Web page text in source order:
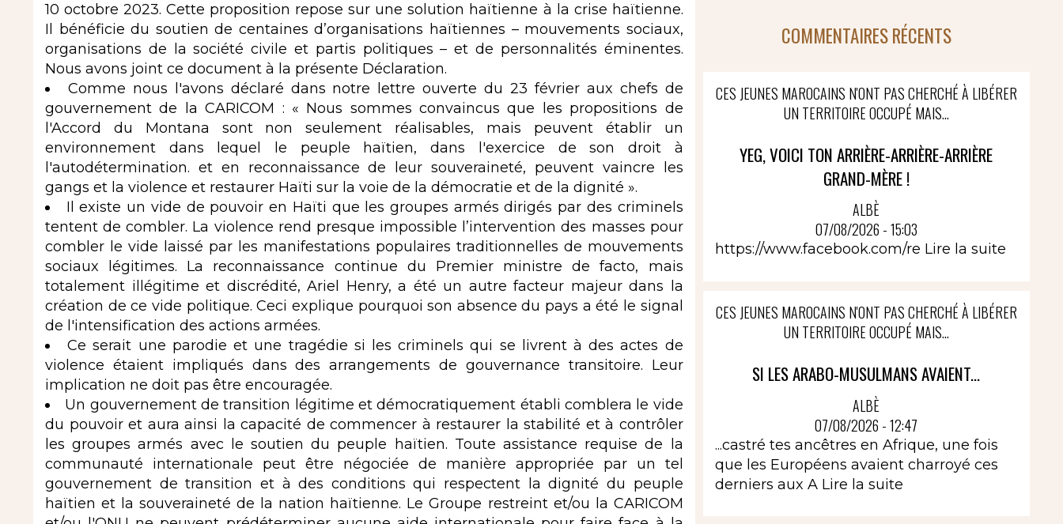
10 octobre 2023. Cette proposition repose sur une solution haïtienne à la crise haïtienne.
Il bénéficie du soutien de centaines d’organisations haïtiennes – mouvements sociaux,
organisations de la société civile et partis politiques – et de personnalités éminentes.
Nous avons joint ce document à la présente Déclaration.
Comme nous l'avons déclaré dans notre lettre ouverte du 23 février aux chefs de
gouvernement de la CARICOM : « Nous sommes convaincus que les propositions de
l'Accord du Montana sont non seulement réalisables, mais peuvent établir un
environnement dans lequel le peuple haïtien, dans l'exercice de son droit à
l'autodétermination. et en reconnaissance de leur souveraineté, peuvent vaincre les
gangs et la violence et restaurer Haïti sur la voie de la démocratie et de la dignité ».
Il existe un vide de pouvoir en Haïti que les groupes armés dirigés par des criminels
tentent de combler. La violence rend presque impossible l’intervention des masses pour
combler le vide laissé par les manifestations populaires traditionnelles de mouvements
sociaux légitimes. La reconnaissance continue du Premier ministre de facto, mais
totalement illégitime et discrédité, Ariel Henry, a été un autre facteur majeur dans la
création de ce vide politique. Ceci explique pourquoi son absence du pays a été le signal
de l'intensification des actions armées.
Ce serait une parodie et une tragédie si les criminels qui se livrent à des actes de
violence étaient impliqués dans des arrangements de gouvernance transitoire. Leur
implication ne doit pas être encouragée.
Un gouvernement de transition légitime et démocratiquement établi comblera le vide
du pouvoir et aura ainsi la capacité de commencer à restaurer la stabilité et à contrôler
les groupes armés avec le soutien du peuple haïtien. Toute assistance requise de la
communauté internationale peut être négociée de manière appropriée par un tel
gouvernement de transition et à des conditions qui respectent la dignité du peuple
haïtien et la souveraineté de la nation haïtienne. Le Groupe restreint et/ou la CARICOM
COMMENTAIRES RÉCENTS
CES JEUNES MAROCAINS N'ONT PAS CHERCHÉ À LIBÉRER
UN TERRITOIRE OCCUPÉ MAIS...
YEG, VOICI TON ARRIÈRE-ARRIÈRE-ARRIÈRE
GRAND-MÈRE !
ALBÈ
07/08/2026 - 15:03
https://www.facebook.com/re Lire la suite
CES JEUNES MAROCAINS N'ONT PAS CHERCHÉ À LIBÉRER
UN TERRITOIRE OCCUPÉ MAIS...
SI LES ARABO-MUSULMANS AVAIENT...
ALBÈ
07/08/2026 - 12:47
...castré tes ancêtres en Afrique, une fois
que les Européens avaient charroyé ces
derniers aux A Lire la suite